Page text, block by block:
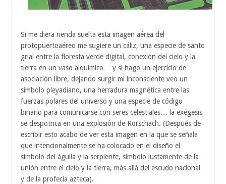
Si me diera rienda suelta esta imagen aérea del
protopuertoaéreo me sugiere un cáliz, una especie de santo
grial entre la floresta verde digital, conexión del cielo y la
tierra en un vaso alquímico… y si hago un ejercicio de
asociación libre, dejando surgir mi inconsciente veo un
símbolo pleyadiano, una herradura magnética entre las
fuerzas polares del universo y una especie de código
binario para comunicarse con seres celestiales… la exégesis
se despotrica en una explosión de Rorschach. (Después de
escribir esto acabo de ver esta imagen en la que se señala
que intencionalmente se ha colocado en el diseño el
símbolo del águila y la serpiente, símbolo justamente de la
unión entre el cielo y la tierra, más allá del escudo nacional
y de la profecía azteca).